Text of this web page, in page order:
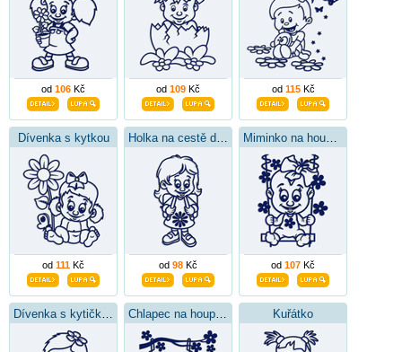
od 106 Kč od 109 Kč od 115Kč
Dívenka s kytkou
od 111 Kč
Holka na cestě do školy
od 98 Kč
Miminko na houpačce
od 107 Kč
Dívenka s kytičkou Chlapec na houpačce Kuřátko